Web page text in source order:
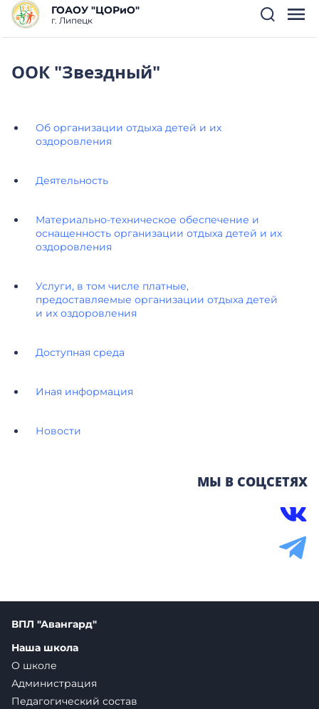
ГОАОУ "ЦОРиО"
г. Липецк
ООК "Звездный"
Об организации отдыха детей и их
оздоровления
Деятельность
Материально-техническое обеспечение и
оснащенность организации отдыха детей и их
оздоровления
Услуги, в том числе платные,
предоставляемые организации отдыха детей
и их оздоровления
Доступная среда
Иная информация
Новости
МЫ В СОЦСЕТЯХ
ВПЛ "Авангард"
Наша школа
О школе
Администрация
Педагогический состав